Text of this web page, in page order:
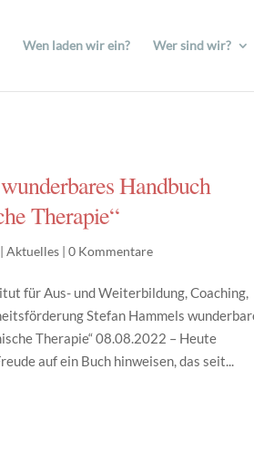
Wen laden wir ein? Wer sind wir?
Handbuch
Therapie“
|Aktuelles |0 Kommentare
für Aus- und Weiterbildung, Coaching,
Stefan Hammels
Therapie“ 08.08.2022 – Heute
auf ein Buch hinweisen, das seit...